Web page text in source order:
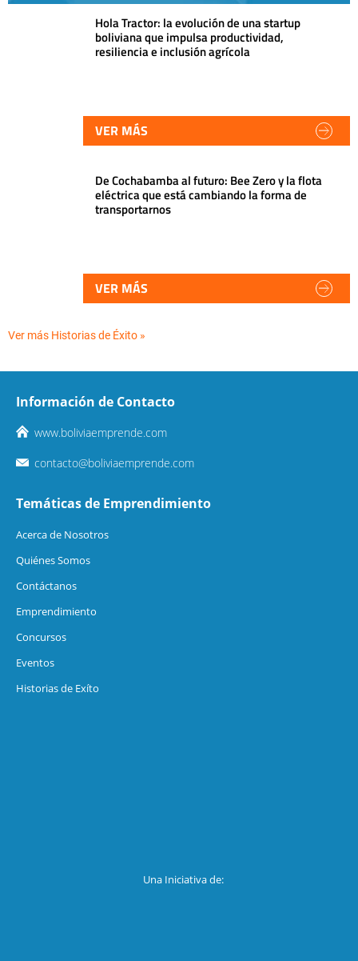
Hola Tractor: la evolución de una startup
boliviana que impulsa productividad,
resiliencia e inclusión agrícola
VER MÁS
De Cochabamba al futuro: Bee Zero y la flota
eléctrica que está cambiando la forma de
transportarnos
VER MÁS
Ver más Historias de Éxito »
Información de Contacto
www.boliviaemprende.com
contacto@boliviaemprende.com
Temáticas de Emprendimiento
Acerca de Nosotros
Quiénes Somos
Contáctanos
Emprendimiento
Concursos
Eventos
Historias de Exíto
Una Iniciativa de: